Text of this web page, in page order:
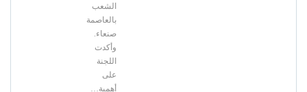
الشعب
بالعاصمة
صنعاء.
وأكدت
اللجنة
على
أهمية…